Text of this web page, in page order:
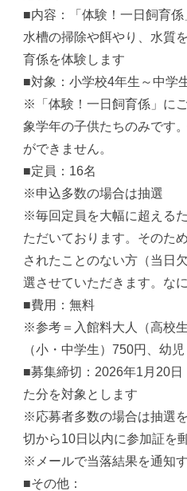
■内容：「体験！一日飼育係
水槽の掃除や餌やり、水質
育係を体験します
■対象：小学校4年生～中学
※「体験！一日飼育係」に
象学年の子供たちのみです
ができません。
■定員：16名
※申込多数の場合は抽選
※毎回定員を大幅に超える
ただいております。そのた
されたことのない方（当日
選させていただきます。な
■費用：無料
※参考＝入館料大人（高校
（小・中学生）750円、幼
■募集締切：2026年1月20
た分を対象とします
※応募者多数の場合は抽選
切から10日以内に参加証を
※メールで当落結果を通知
■その他：